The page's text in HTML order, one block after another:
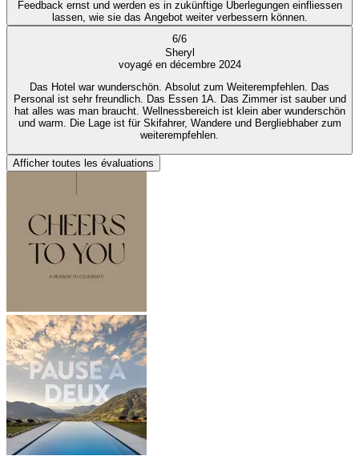
Feedback ernst und werden es in zukünftige Überlegungen einfliessen
lassen, wie sie das Angebot weiter verbessern können.
6/6
Sheryl
voyagé en décembre 2024
Das Hotel war wunderschön. Absolut zum Weiterempfehlen. Das
Personal ist sehr freundlich. Das Essen 1A. Das Zimmer ist sauber und
hat alles was man braucht. Wellnessbereich ist klein aber wunderschön
und warm. Die Lage ist für Skifahrer, Wandere und Bergliebhaber zum
weiterempfehlen.
Afficher toutes les évaluations